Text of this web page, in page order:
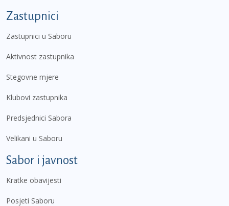
Zastupnici
Zastupnici u Saboru
Aktivnost zastupnika
Stegovne mjere
Klubovi zastupnika
Predsjednici Sabora
Velikani u Saboru
Sabor i javnost
Kratke obavijesti
Posjeti Saboru